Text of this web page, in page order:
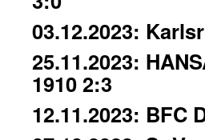
03.12.2023:
25.11.2023:
1910 2:3
12.11.2023: BFC